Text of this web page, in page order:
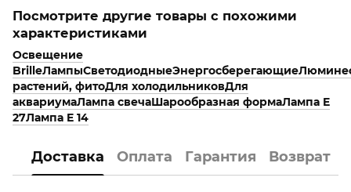
Посмотрите другие товары с похожими
характеристиками
Освещение
BrilleЛампыСветодиодныеЭнергосберегающие
растений, фитоДля холодильниковДля
аквариумаЛампа свечаШарообразная формаЛампа E
27Лампа E 14
Доставка Оплата Гарантия Возврат